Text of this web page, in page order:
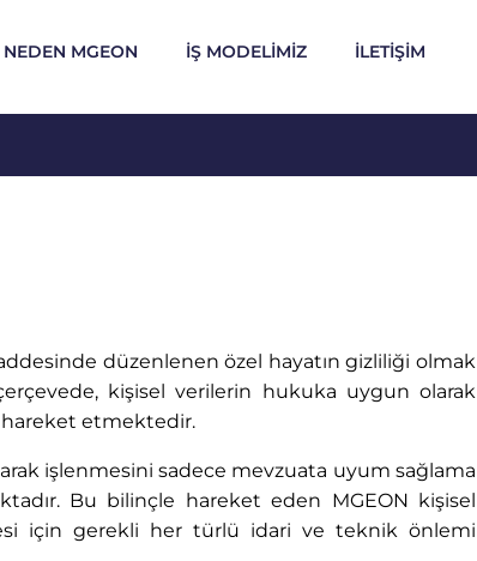
NEDEN MGEON İŞ MODELİMİZ İLETİŞİM
düzenlenen özel hayatın gizliliği olmak
kişisel verilerin hukuka uygun olarak
hareket etmektedir.
işlenmesini sadece mevzuata uyum sağlama
Bu bilinçle hareket eden MGEON kişisel
için gerekli her türlü idari ve teknik önlemi